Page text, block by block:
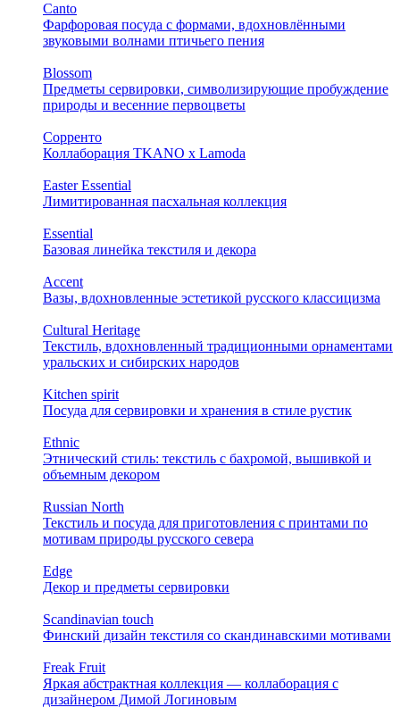
Canto
Фарфоровая посуда с формами, вдохновлёнными
звуковыми волнами птичьего пения
Blossom
Предметы сервировки, символизирующие пробуждение
природы и весенние первоцветы
Сорренто
Коллаборация TKANO х Lamoda
Easter Essential
Лимитированная пасхальная коллекция
Essential
Базовая линейка текстиля и декора
Accent
Вазы, вдохновленные эстетикой русского классицизма
Cultural Heritage
Текстиль, вдохновленный традиционными орнаментами
уральских и сибирских народов
Kitchen spirit
Посуда для сервировки и хранения в стиле рустик
Ethnic
Этнический стиль: текстиль с бахромой, вышивкой и
объемным декором
Russian North
Текстиль и посуда для приготовления с принтами по
мотивам природы русского севера
Edge
Декор и предметы сервировки
Scandinavian touch
Финский дизайн текстиля со скандинавскими мотивами
Freak Fruit
Яркая абстрактная коллекция — коллаборация с
дизайнером Димой Логиновым